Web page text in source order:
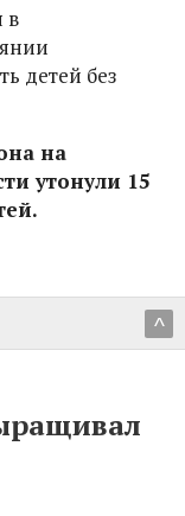
в
детей без
на
утонули 15
^